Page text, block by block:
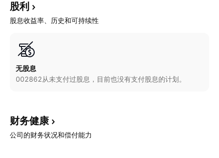
股利
股息收益率、历史和可持续性
无股息
002862从未支付过股息，目前也没有支付股息的计划。
财务健康
公司的财务状况和偿付能力